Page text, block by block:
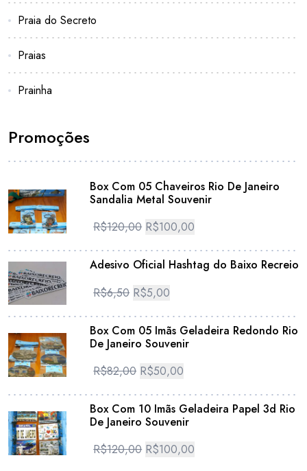
Praia do Secreto
Praias
Prainha
Promoções
Box Com 05 Chaveiros Rio De Janeiro
Sandalia Metal Souvenir
R$120,00 R$100,00
Adesivo Oficial Hashtag do Baixo Recreio
R$6,50 R$5,00
Box Com 05 Imãs Geladeira Redondo Rio
De Janeiro Souvenir
R$82,00 R$50,00
Box Com 10 Imãs Geladeira Papel 3d Rio
De Janeiro Souvenir
R$120,00 R$100,00